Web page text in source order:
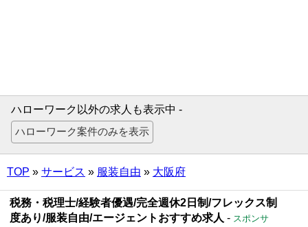
ハローワーク以外の求人も表示中 -
TOP » サービス » 服装自由 » 大阪府
税務・税理士/経験者優遇/完全週休2日制/フレックス制
度あり/服装自由/エージェントおすすめ求人 - スポンサ